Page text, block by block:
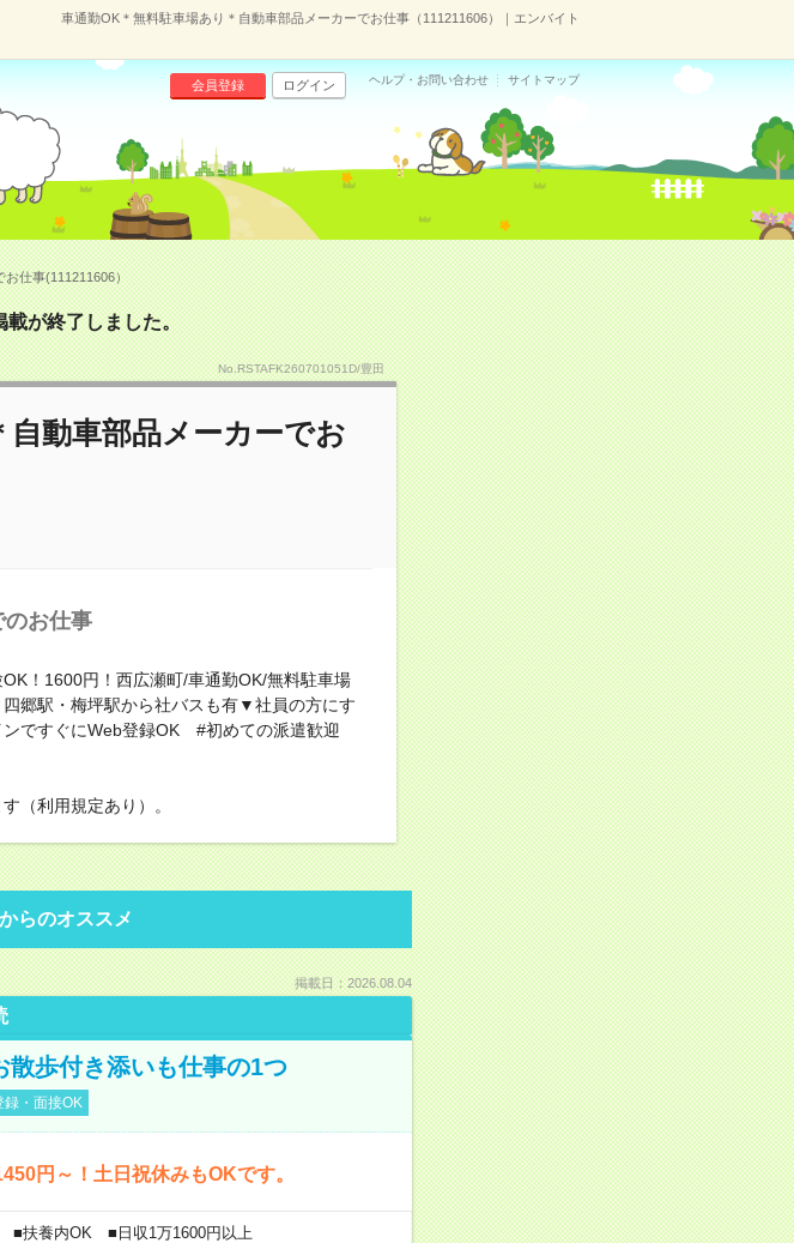
車通勤OK＊無料駐車場あり＊自動車部品メーカーでお仕事（111211606）｜エンバイト
会員登録 ログイン ヘルプ・お問い合わせ サイトマップ
お仕事(111211606）
載が終了しました。
No.RSTAFK260701051D/豊田
動車部品メーカーでお
のお仕事
！1600円！西広瀬町/車通勤OK/無料駐車場
郷駅・梅坪駅から社バスも有▼社員の方にす
ンですぐにWeb登録OK #初めての派遣歓迎
（利用規定あり）。
らのオススメ
掲載日：2026.08.04
散歩付き添いも仕事の1つ
録・面接OK
円～！土日祝休みもOKです。
■扶養内OK ■日収1万1600円以上